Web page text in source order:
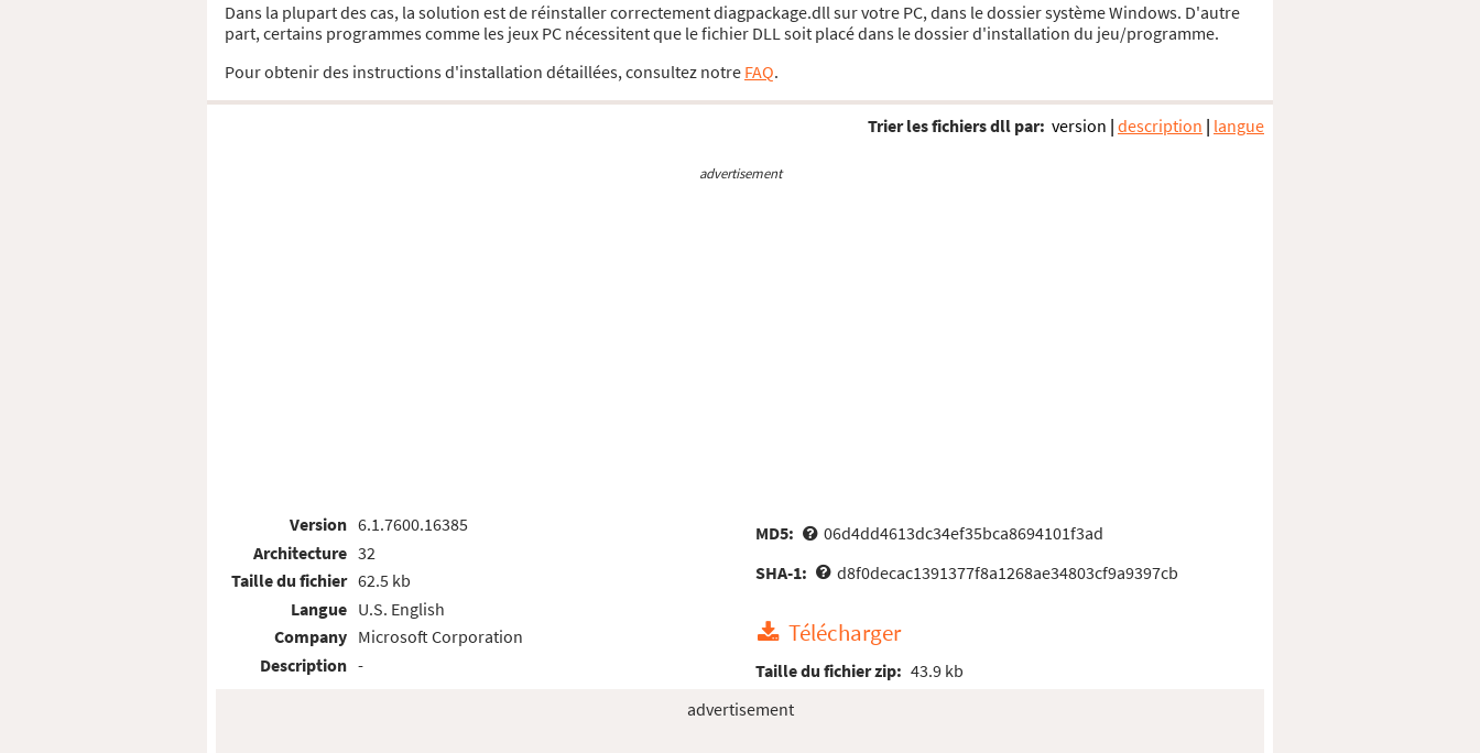
Dans la plupart des cas, la solution est de réinstaller correctement diagpackage.dll sur votre PC, dans le dossier système Windows. D'autre
part, certains programmes comme les jeux PC nécessitent que le fichier DLL soit placé dans le dossier d'installation du jeu/programme.
Pour obtenir des instructions d'installation détaillées, consultez notre FAQ.
Trier les fichiers dll par: version | description | langue
advertisement
Version
Architecture
Taille du fichier
Langue
Company
Description
6.1.7600.16385
32
62.5 kb
U.S. English
Microsoft Corporation
-
MD5:
06d4dd4613dc34ef35bca8694101f3ad
SHA-1:
d8f0decac1391377f8a1268ae34803cf9a9397cb
Télécharger
Taille du fichier zip: 43.9 kb
advertisement